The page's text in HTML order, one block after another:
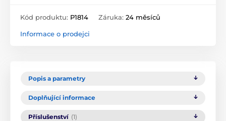
Kód produktu: P1814 Záruka: 24 měsíců
Informace o prodejci
Popis a parametry
Doplňující informace
Příslušenství (1)